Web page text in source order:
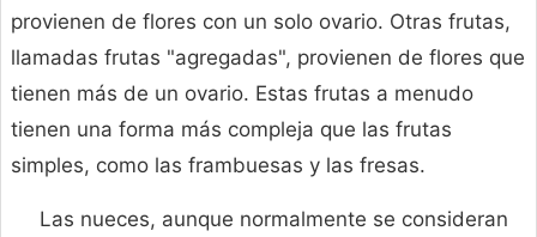
provienen de flores con un solo ovario. Otras frutas,
llamadas frutas "agregadas", provienen de flores que
tienen más de un ovario. Estas frutas a menudo
tienen una forma más compleja que las frutas
simples, como las frambuesas y las fresas.
Las nueces, aunque normalmente se consideran